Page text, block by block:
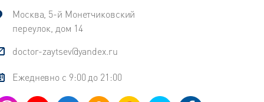
Москва, 5-й Монетчиковский
переулок, дом 14
doctor-zaytsev@yandex.ru
Ежедневно с 9:00 до 21:00